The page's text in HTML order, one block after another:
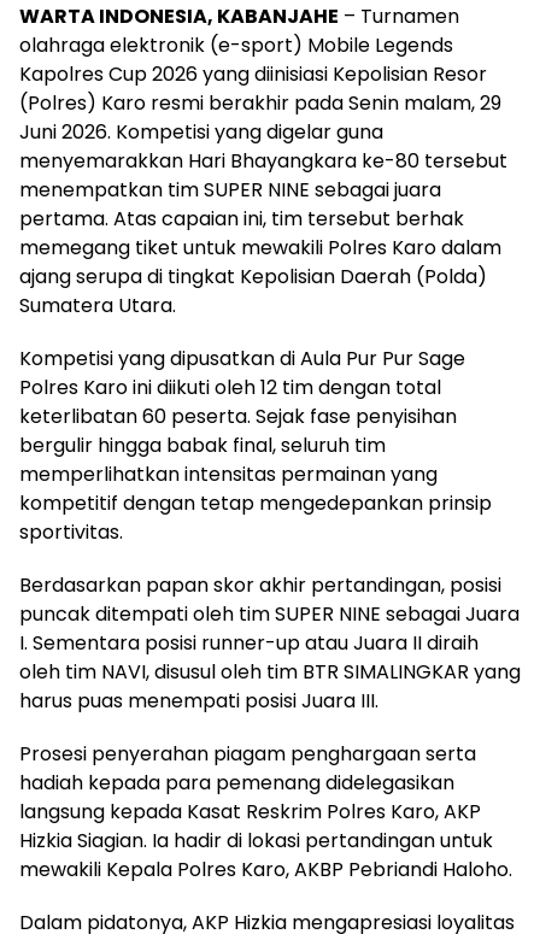
WARTA INDONESIA, KABANJAHE – Turnamen
olahraga elektronik (e-sport) Mobile Legends
Kapolres Cup 2026 yang diinisiasi Kepolisian Resor
(Polres) Karo resmi berakhir pada Senin malam, 29
Juni 2026. Kompetisi yang digelar guna
menyemarakkan Hari Bhayangkara ke-80 tersebut
menempatkan tim SUPER NINE sebagai juara
pertama. Atas capaian ini, tim tersebut berhak
memegang tiket untuk mewakili Polres Karo dalam
ajang serupa di tingkat Kepolisian Daerah (Polda)
Sumatera Utara.
Kompetisi yang dipusatkan di Aula Pur Pur Sage
Polres Karo ini diikuti oleh 12 tim dengan total
keterlibatan 60 peserta. Sejak fase penyisihan
bergulir hingga babak final, seluruh tim
memperlihatkan intensitas permainan yang
kompetitif dengan tetap mengedepankan prinsip
sportivitas.
Berdasarkan papan skor akhir pertandingan, posisi
puncak ditempati oleh tim SUPER NINE sebagai Juara
I. Sementara posisi runner-up atau Juara II diraih
oleh tim NAVI, disusul oleh tim BTR SIMALINGKAR yang
harus puas menempati posisi Juara III.
Prosesi penyerahan piagam penghargaan serta
hadiah kepada para pemenang didelegasikan
langsung kepada Kasat Reskrim Polres Karo, AKP
Hizkia Siagian. Ia hadir di lokasi pertandingan untuk
mewakili Kepala Polres Karo, AKBP Pebriandi Haloho.
Dalam pidatonya, AKP Hizkia mengapresiasi loyalitas